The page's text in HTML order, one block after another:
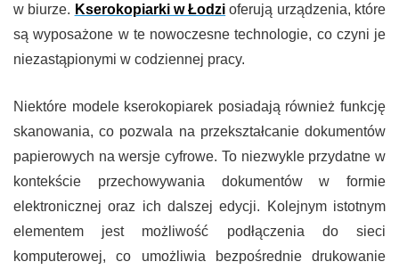
w biurze. Kserokopiarki w Łodzi oferują urządzenia, które
są wyposażone w te nowoczesne technologie, co czyni je
niezastąpionymi w codziennej pracy.
Niektóre modele kserokopiarek posiadają również funkcję
skanowania, co pozwala na przekształcanie dokumentów
papierowych na wersje cyfrowe. To niezwykle przydatne w
kontekście przechowywania dokumentów w formie
elektronicznej oraz ich dalszej edycji. Kolejnym istotnym
elementem jest możliwość podłączenia do sieci
komputerowej, co umożliwia bezpośrednie drukowanie